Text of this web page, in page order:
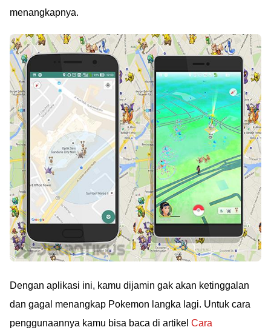
menangkapnya.
Dengan aplikasi ini, kamu dijamin gak akan ketinggalan
dan gagal menangkap Pokemon langka lagi. Untuk cara
penggunaannya kamu bisa baca di artikel Cara